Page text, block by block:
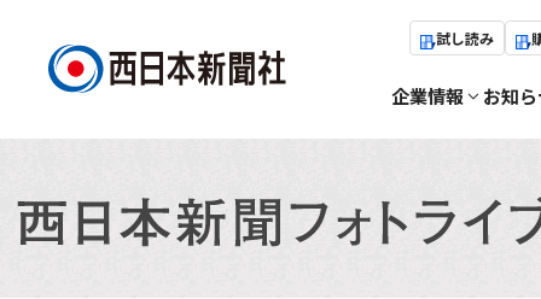
試し読み
企業情報 お知